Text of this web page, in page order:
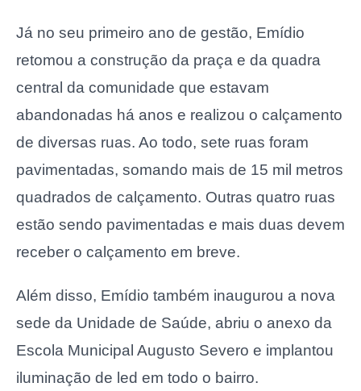
Já no seu primeiro ano de gestão, Emídio
retomou a construção da praça e da quadra
central da comunidade que estavam
abandonadas há anos e realizou o calçamento
de diversas ruas. Ao todo, sete ruas foram
pavimentadas, somando mais de 15 mil metros
quadrados de calçamento. Outras quatro ruas
estão sendo pavimentadas e mais duas devem
receber o calçamento em breve.
Além disso, Emídio também inaugurou a nova
sede da Unidade de Saúde, abriu o anexo da
Escola Municipal Augusto Severo e implantou
iluminação de led em todo o bairro.